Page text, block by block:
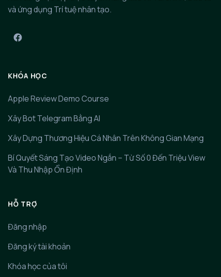
và ứng dụng Trí tuệ nhân tạo.
KHÓA HỌC
Apple Review Demo Course
Xây Bot Telegram Bằng AI
Xây Dựng Thương Hiệu Cá Nhân Trên Không Gian Mạng
Bí Quyết Sáng Tạo Video Ngắn – Từ Số 0 Đến Triệu View
Và Thu Nhập Ổn Định
HỖ TRỢ
Đăng nhập
Đăng ký tài khoản
Khóa học của tôi